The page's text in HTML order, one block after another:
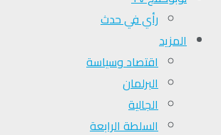
رأي في حدث
المزيد
اقتصاد وسياسة
البرلمان
الجالية
السلطة الرابعة